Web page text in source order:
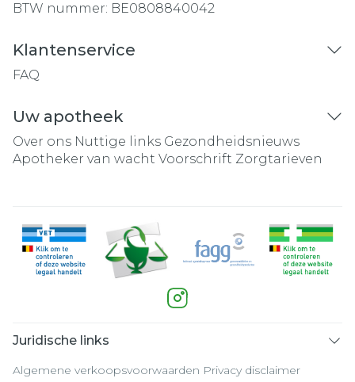
BTW nummer: BE0808840042
Klantenservice
FAQ
Uw apotheek
Over ons Nuttige links Gezondheidsnieuws
Apotheker van wacht Voorschrift Zorgtarieven
Juridische links
Algemene verkoopsvoorwaarden Privacy disclaimer